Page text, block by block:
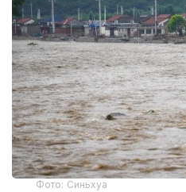
Фото: Синьхуа